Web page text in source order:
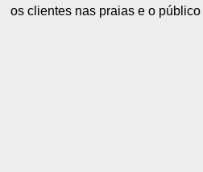
os clientes nas praias e o público